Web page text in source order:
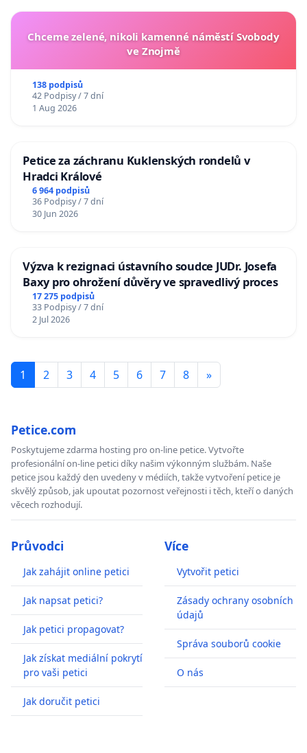
Chceme zelené, nikoli kamenné náměstí Svobody
ve Znojmě
138 podpisů
42 Podpisy / 7 dní
1 Aug 2026
Petice za záchranu Kuklenských rondelů v
Hradci Králové
6 964 podpisů
36 Podpisy / 7 dní
30 Jun 2026
Výzva k rezignaci ústavního soudce JUDr. Josefa
Baxy pro ohrožení důvěry ve spravedlivý proces
17 275 podpisů
33 Podpisy / 7 dní
2 Jul 2026
1 2 3 4 5 6 7 8 »
Petice.com
Poskytujeme zdarma hosting pro on-line petice. Vytvořte
profesionální on-line petici díky našim výkonným službám. Naše
petice jsou každý den uvedeny v médiích, takže vytvoření petice je
skvělý způsob, jak upoutat pozornost veřejnosti i těch, kteří o daných
věcech rozhodují.
Průvodci
Jak zahájit online petici
Jak napsat petici?
Jak petici propagovat?
Jak získat mediální pokrytí
pro vaši petici
Jak doručit petici
Více
Vytvořit petici
Zásady ochrany osobních
údajů
Správa souborů cookie
O nás